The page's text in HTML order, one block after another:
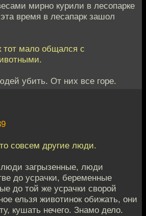
мирно курили в лесопарке
время в лесапарк зашол
тот мало общался с
убить. От них все горе.
совсем другие люди.
загрызенные, люди
до усрачки, беременные
до той же усрачки сворой
ельзя животинок обижать, они
кушать нечего. Знамо дело.